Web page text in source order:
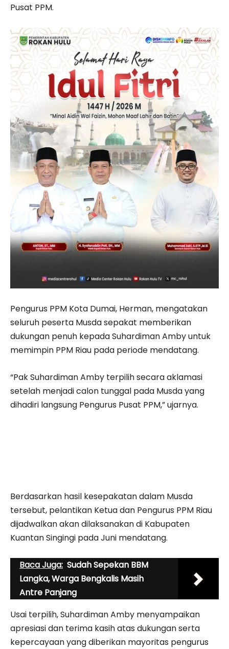
Pusat PPM.
Pengurus PPM Kota Dumai, Herman, mengatakan
seluruh peserta Musda sepakat memberikan
dukungan penuh kepada Suhardiman Amby untuk
memimpin PPM Riau pada periode mendatang.
“Pak Suhardiman Amby terpilih secara aklamasi
setelah menjadi calon tunggal pada Musda yang
dihadiri langsung Pengurus Pusat PPM,” ujarnya.
Berdasarkan hasil kesepakatan dalam Musda
tersebut, pelantikan Ketua dan Pengurus PPM Riau
dijadwalkan akan dilaksanakan di Kabupaten
Kuantan Singingi pada Juni mendatang.
Baca Juga: Sudah Sepekan BBM
Langka, Warga Bengkalis Masih
Antre Panjang
Usai terpilih, Suhardiman Amby menyampaikan
apresiasi dan terima kasih atas dukungan serta
kepercayaan yang diberikan mayoritas pengurus